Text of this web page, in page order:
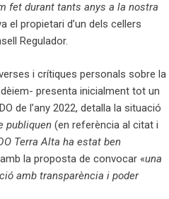
fet durant tants anys a la nostra
el propietari d’un dels cellers
Regulador.
i crítiques personals sobre la
presenta inicialment tot un
de l’any 2022, detalla la situació
publiquen (en referència al citat i
Terra Alta ha estat ben
la proposta de convocar «una
amb transparència i poder